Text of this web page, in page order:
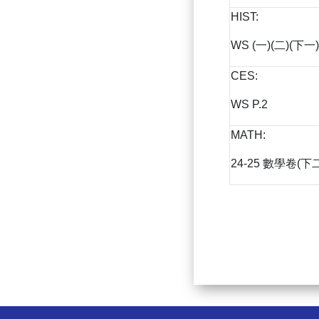
HIST:
WS (一)(二)(下一)
CES:
WS P.2
MATH:
24-25 數學卷(下